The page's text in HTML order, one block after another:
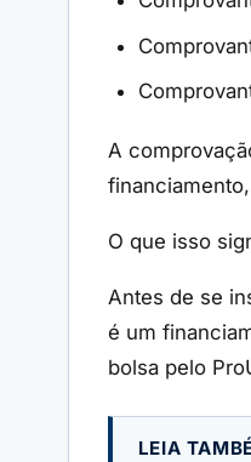
A
O que isso
Antes de se
é um
bolsa pelo
LEIA